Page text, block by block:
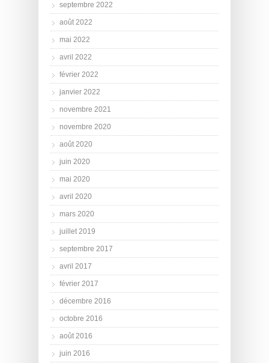
septembre 2022
août 2022
mai 2022
avril 2022
février 2022
janvier 2022
novembre 2021
novembre 2020
août 2020
juin 2020
mai 2020
avril 2020
mars 2020
juillet 2019
septembre 2017
avril 2017
février 2017
décembre 2016
octobre 2016
août 2016
juin 2016